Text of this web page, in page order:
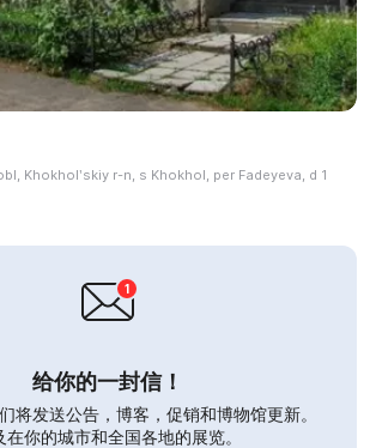
Khokholʹskiy r-n, s Khokhol, per Fadeyeva, d 1
给你的一封信！
将发送公告，博客，促销和博物馆更新。
在你的城市和全国各地的展览。